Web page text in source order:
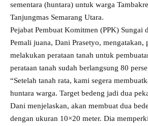
sementara (huntara) untuk warga
Tanjungmas Semarang Utara.
Pejabat Pembuat Komitmen (PPK) Sungai
Pemali juana, Dani Prasetyo, mengatakan,
melakukan perataan tanah untuk
perataan tanah sudah berlangsung 80
“Setelah tanah rata, kami segera
huntara warga. Target bedeng jadi dua
Dani menjelaskan, akan membuat dua
dengan ukuran 10×20 meter. Dia